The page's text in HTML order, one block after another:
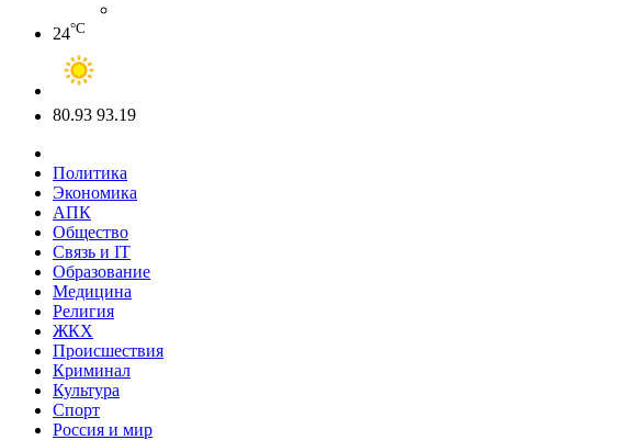
24°C
80.93 93.19
Политика
Экономика
АПК
Общество
Связь и IT
Образование
Медицина
Религия
ЖКХ
Происшествия
Криминал
Культура
Спорт
Россия и мир